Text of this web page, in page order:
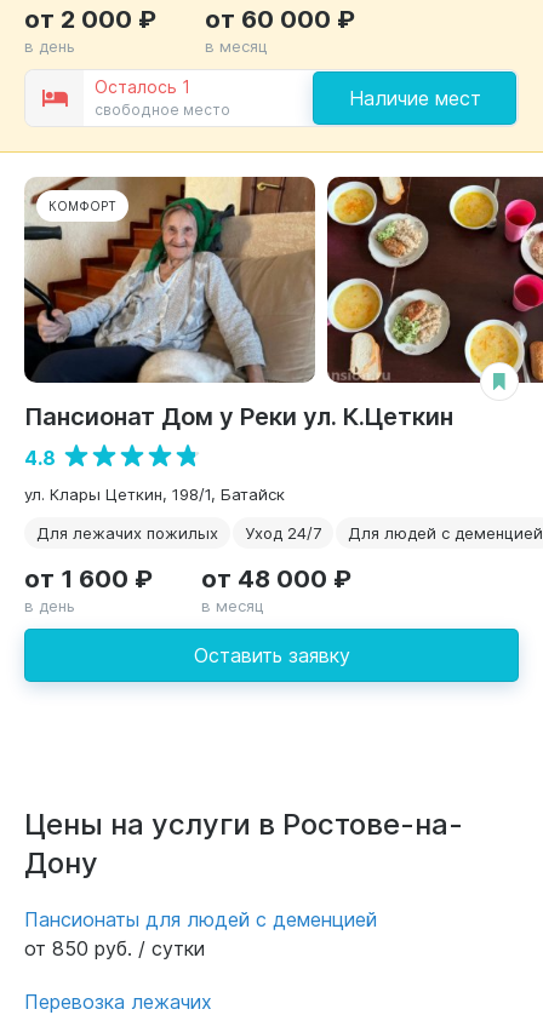
Осталось 1
свободное место Наличие мест
от 2 000 ₽
в день
от 60 000 ₽
в месяц
КОМФОРТ
Пансионат Дом у Реки ул. К.Цеткин
4.8
ул. Клары Цеткин, 198/1, Батайск
Для лежачих пожилых
Уход 24/7 Для людей с деменцией
Оставить заявку
от 1 600 ₽
в день
от 48 000 ₽
в месяц
Цены на услуги в Ростове-на-
Дону
Пансионаты для людей с деменцией
от 850 руб. / сутки
Перевозка лежачих